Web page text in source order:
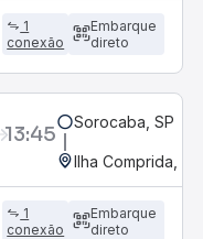
1
conexão
Embarque
direto
13:45 Sorocaba, SP
Ilha Comprida, SP
1
conexão
Embarque
direto